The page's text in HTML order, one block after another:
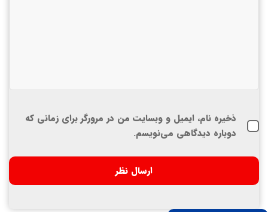
ذخیره نام، ایمیل و وبسایت من در مرورگر برای زمانی که
دوباره دیدگاهی می‌نویسم.